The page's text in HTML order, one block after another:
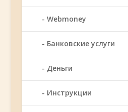
Webmoney
Банковские услуги
Деньги
Инструкции